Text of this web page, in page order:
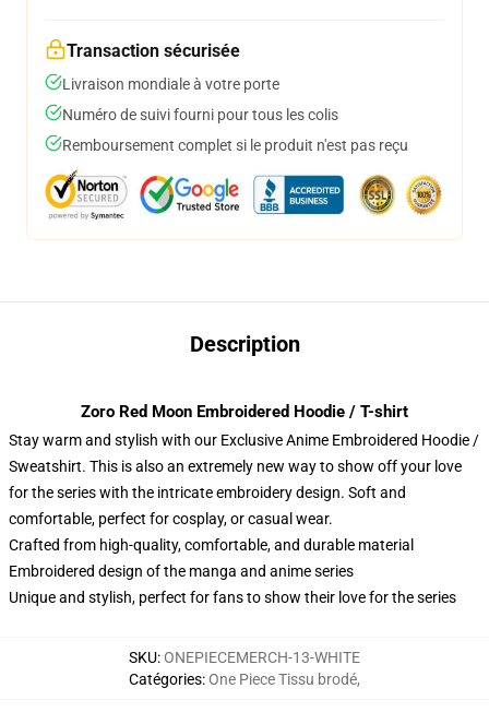
Transaction sécurisée
Livraison mondiale à votre porte
Numéro de suivi fourni pour tous les colis
Remboursement complet si le produit n'est pas reçu
Description
Zoro Red Moon Embroidered Hoodie / T-shirt
Stay warm and stylish with our Exclusive Anime Embroidered Hoodie /
Sweatshirt. This is also an extremely new way to show off your love
for the series with the intricate embroidery design. Soft and
comfortable, perfect for cosplay, or casual wear.
Crafted from high-quality, comfortable, and durable material
Embroidered design of the manga and anime series
Unique and stylish, perfect for fans to show their love for the series
SKU:ONEPIECEMERCH-13-WHITE
Catégories:One Piece Tissu brodé,